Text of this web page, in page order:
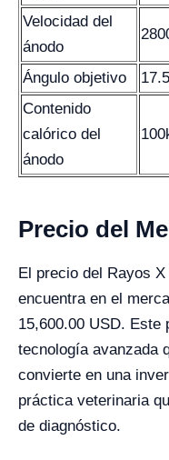
Velocidad del
ánodo
Ángulo objetivo
Contenido
calórico del
ánodo
Precio del
El precio del Rayos
encuentra en el
15,600.00 USD. Este
tecnología avanzada
convierte en una
práctica veterinaria
de diagnóstico.